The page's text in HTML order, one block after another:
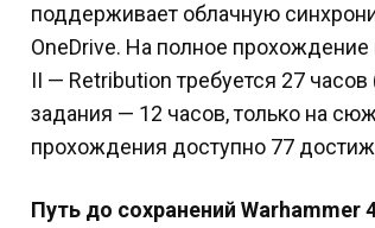
поддерживает облачную
OneDrive. На полное
II — Retribution требуется 27
задания — 12 часов, только на
прохождения доступно 77
Путь до сохранений Warhammer